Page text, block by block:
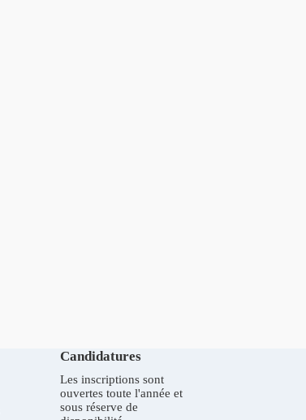
Candidatures
Les inscriptions sont
ouvertes toute l'année et
sous réserve de